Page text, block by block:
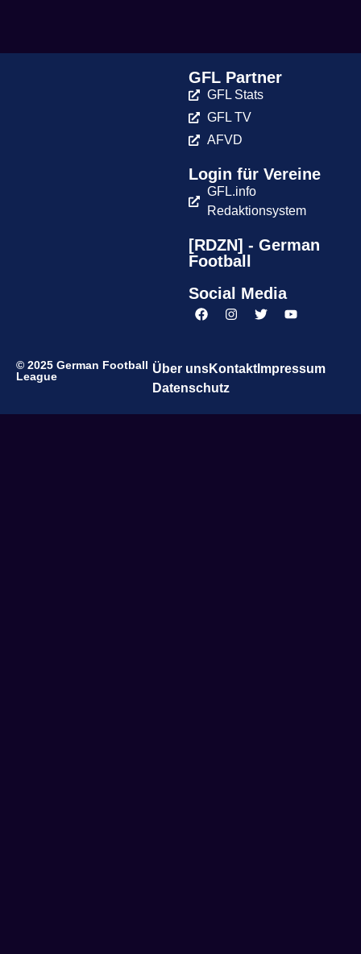
GFL Partner
GFL Stats
GFL TV
AFVD
Login für Vereine
GFL.info
Redaktionsystem
[RDZN] - German
Football
Social Media
© 2025 German Football
League
Über unsKontaktImpressum
Datenschutz